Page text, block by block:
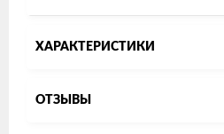
ХАРАКТЕРИСТИКИ
ОТЗЫВЫ